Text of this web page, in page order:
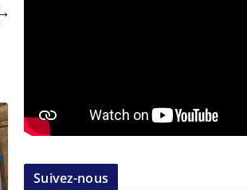
Suivez-nous